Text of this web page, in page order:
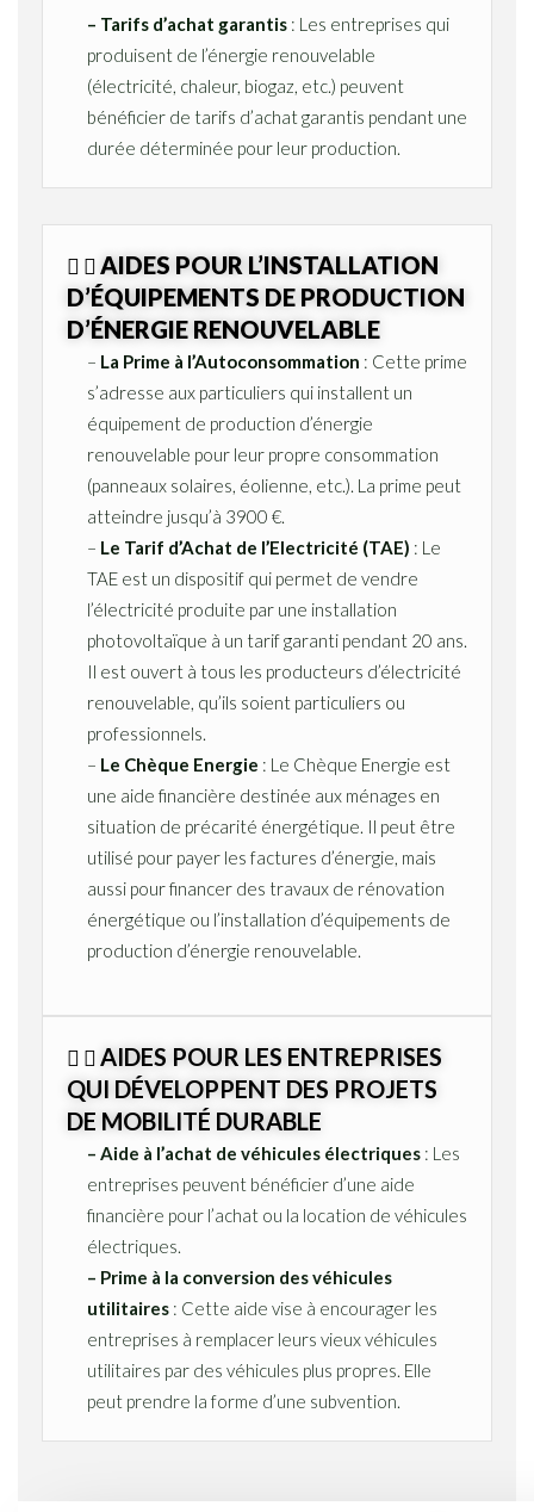
– Tarifs d’achat garantis : Les entreprises qui
produisent de l’énergie renouvelable
(électricité, chaleur, biogaz, etc.) peuvent
bénéficier de tarifs d’achat garantis pendant une
durée déterminée pour leur production.
AIDES POUR L’INSTALLATION
D’ÉQUIPEMENTS DE PRODUCTION
D’ÉNERGIE RENOUVELABLE
– La Prime à l’Autoconsommation : Cette prime
s’adresse aux particuliers qui installent un
équipement de production d’énergie
renouvelable pour leur propre consommation
(panneaux solaires, éolienne, etc.). La prime peut
atteindre jusqu’à 3900 €.
– Le Tarif d’Achat de l’Electricité (TAE) : Le
TAE est un dispositif qui permet de vendre
l’électricité produite par une installation
photovoltaïque à un tarif garanti pendant 20 ans.
Il est ouvert à tous les producteurs d’électricité
renouvelable, qu’ils soient particuliers ou
professionnels.
– Le Chèque Energie : Le Chèque Energie est
une aide financière destinée aux ménages en
situation de précarité énergétique. Il peut être
utilisé pour payer les factures d’énergie, mais
aussi pour financer des travaux de rénovation
énergétique ou l’installation d’équipements de
production d’énergie renouvelable.
AIDES POUR LES ENTREPRISES
QUI DÉVELOPPENT DES PROJETS
DE MOBILITÉ DURABLE
– Aide à l’achat de véhicules électriques : Les
entreprises peuvent bénéficier d’une aide
financière pour l’achat ou la location de véhicules
électriques.
– Prime à la conversion des véhicules
utilitaires : Cette aide vise à encourager les
entreprises à remplacer leurs vieux véhicules
utilitaires par des véhicules plus propres. Elle
peut prendre la forme d’une subvention.